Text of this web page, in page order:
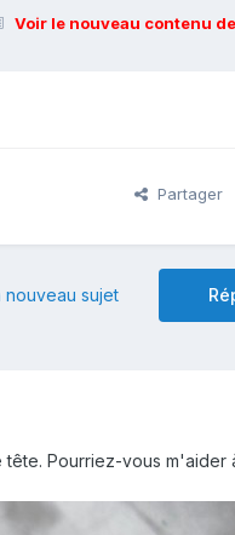
Voir le nouveau contenu
Partager
nouveau sujet
Pourriez-vous m'aider